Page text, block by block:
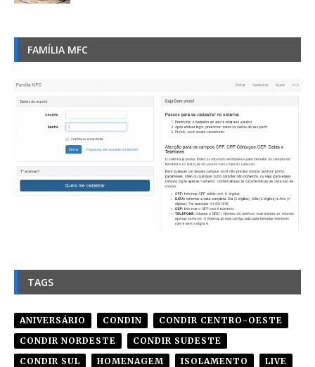
FAMÍLIA MFC
TAGS
ANIVERSÁRIO CONDIN
CONDIR CENTRO-OESTE
CONDIR NORDESTE
CONDIR SUDESTE
CONDIR SUL
HOMENAGEM ISOLAMENTO
LIVE